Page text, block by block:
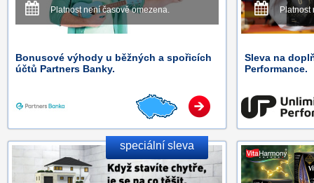
Platnost není časově omezena.
Bonusové výhody u běžných a spořicích
účtů Partners Banky.
Platnost
Sleva na
Performance.
speciální sleva